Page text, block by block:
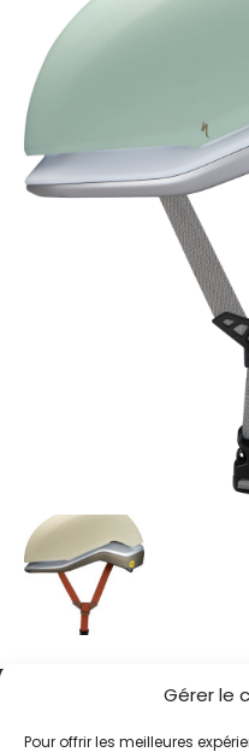
Gérer le
Pour offrir les meilleures